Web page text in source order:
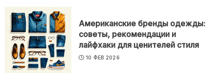
Американские бренды одежды:
советы, рекомендации и
лайфхаки для ценителей стиля
10 ФЕВ 2026